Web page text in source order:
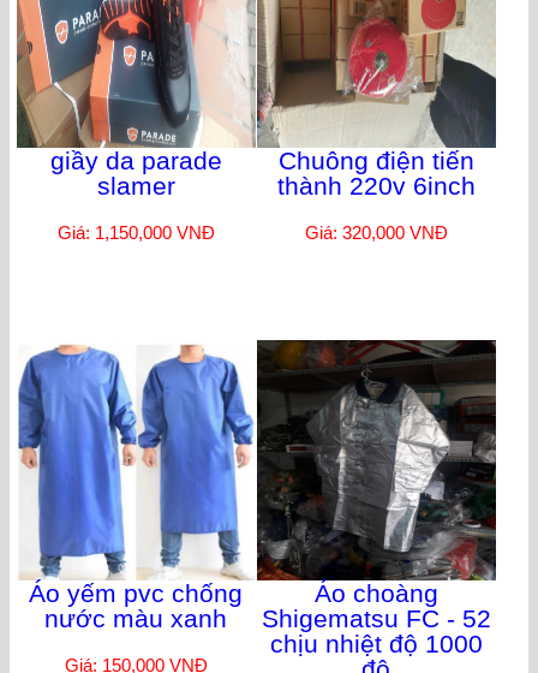
giầy da parade
slamer
Giá: 1,150,000 VNĐ
Chuông điện tiến
thành 220v 6inch
Giá: 320,000 VNĐ
Áo yếm pvc chống
nước màu xanh
Giá: 150,000 VNĐ
Áo choàng
Shigematsu FC - 52
chịu nhiệt độ 1000